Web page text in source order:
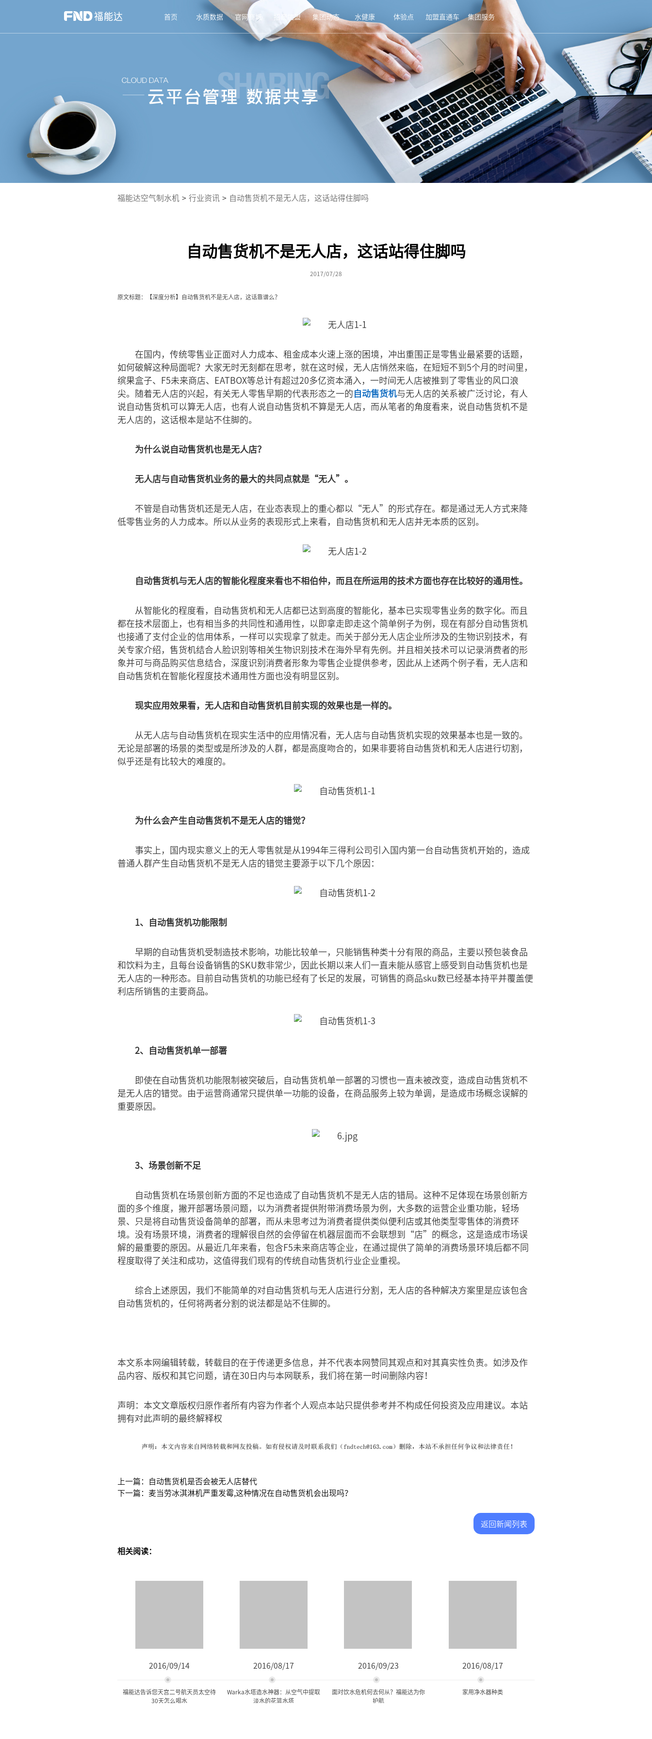
首页 水质数据 官网商城 招商加盟 集团动态 水健康 体验点 加盟直通车 集团服务
福能达空气制水机 > 行业资讯 > 自动售货机不是无人店，这话站得住脚吗
自动售货机不是无人店，这话站得住脚吗
2017/07/28
原文标题：【深度分析】自动售货机不是无人店，这话靠谱么？
在国内，传统零售业正面对人力成本、租金成本火速上涨的困境，冲出重围正是零售业最紧要的话题，
如何破解这种局面呢？大家无时无刻都在思考，就在这时候，无人店悄然来临，在短短不到5个月的时间里，
缤果盒子、F5未来商店、EATBOX等总计有超过20多亿资本涌入，一时间无人店被推到了零售业的风口浪
尖。随着无人店的兴起，有关无人零售早期的代表形态之一的自动售货机与无人店的关系被广泛讨论，有人
说自动售货机可以算无人店，也有人说自动售货机不算是无人店，而从笔者的角度看来，说自动售货机不是
无人店的，这话根本是站不住脚的。
为什么说自动售货机也是无人店？
无人店与自动售货机业务的最大的共同点就是“无人”。
不管是自动售货机还是无人店，在业态表现上的重心都以“无人”的形式存在。都是通过无人方式来降
低零售业务的人力成本。所以从业务的表现形式上来看，自动售货机和无人店并无本质的区别。
自动售货机与无人店的智能化程度来看也不相伯仲，而且在所运用的技术方面也存在比较好的通用性。
从智能化的程度看，自动售货机和无人店都已达到高度的智能化，基本已实现零售业务的数字化。而且
都在技术层面上，也有相当多的共同性和通用性，以即拿走即走这个简单例子为例，现在有部分自动售货机
也接通了支付企业的信用体系，一样可以实现拿了就走。而关于部分无人店企业所涉及的生物识别技术，有
关专家介绍，售货机结合人脸识别等相关生物识别技术在海外早有先例。并且相关技术可以记录消费者的形
象并可与商品购买信息结合，深度识别消费者形象为零售企业提供参考，因此从上述两个例子看，无人店和
自动售货机在智能化程度技术通用性方面也没有明显区别。
现实应用效果看，无人店和自动售货机目前实现的效果也是一样的。
从无人店与自动售货机在现实生活中的应用情况看，无人店与自动售货机实现的效果基本也是一致的。
无论是部署的场景的类型或是所涉及的人群，都是高度吻合的，如果非要将自动售货机和无人店进行切割，
似乎还是有比较大的难度的。
为什么会产生自动售货机不是无人店的错觉？
事实上，国内现实意义上的无人零售就是从1994年三得利公司引入国内第一台自动售货机开始的，造成
普通人群产生自动售货机不是无人店的错觉主要源于以下几个原因：
1、自动售货机功能限制
早期的自动售货机受制造技术影响，功能比较单一，只能销售种类十分有限的商品，主要以预包装食品
和饮料为主，且每台设备销售的SKU数非常少，因此长期以来人们一直未能从感官上感受到自动售货机也是
无人店的一种形态。目前自动售货机的功能已经有了长足的发展，可销售的商品sku数已经基本持平并覆盖便
利店所销售的主要商品。
2、自动售货机单一部署
即使在自动售货机功能限制被突破后，自动售货机单一部署的习惯也一直未被改变，造成自动售货机不
是无人店的错觉。由于运营商通常只提供单一功能的设备，在商品服务上较为单调，是造成市场概念误解的
重要原因。
3、场景创新不足
自动售货机在场景创新方面的不足也造成了自动售货机不是无人店的错局。这种不足体现在场景创新方
面的多个维度，撇开部署场景问题，以为消费者提供附带消费场景为例，大多数的运营企业重功能，轻场
景、只是将自动售货设备简单的部署，而从未思考过为消费者提供类似便利店或其他类型零售体的消费环
境。没有场景环境，消费者的理解很自然的会停留在机器层面而不会联想到“店”的概念，这是造成市场误
解的最重要的原因。从最近几年来看，包含F5未来商店等企业，在通过提供了简单的消费场景环境后都不同
程度取得了关注和成功，这值得我们现有的传统自动售货机行业企业重视。
综合上述原因，我们不能简单的对自动售货机与无人店进行分割，无人店的各种解决方案里是应该包含
自动售货机的，任何将两者分割的说法都是站不住脚的。
本文系本网编辑转载，转载目的在于传递更多信息，并不代表本网赞同其观点和对其真实性负责。如涉及作
品内容、版权和其它问题，请在30日内与本网联系，我们将在第一时间删除内容！
声明：本文文章版权归原作者所有内容为作者个人观点本站只提供参考并不构成任何投资及应用建议。本站
拥有对此声明的最终解释权
上一篇：自动售货机是否会被无人店替代
下一篇：麦当劳冰淇淋机严重发霉,这种情况在自动售货机会出现吗？
返回新闻列表
相关阅读：
2016/09/14
福能达告诉您天宫二号航天员太空待
30天怎么喝水
2016/08/17
Warka水塔造水神器：从空气中提取
淡水的花篮水塔
2016/09/23
面对饮水危机何去何从？福能达为你
护航
2016/08/17
家用净水器种类